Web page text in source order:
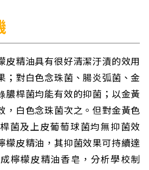
皮精油具有很好清潔汙漬的效用
；對白色念珠菌、腸炎弧菌、金
膿桿菌均能有效的抑菌；以金黃
，白色念珠菌次之。但對金黃色
菌及上皮葡萄球菌均無抑菌效
檬皮精油，其抑菌效果可持續達
檸檬皮精油香皂，分析學校制